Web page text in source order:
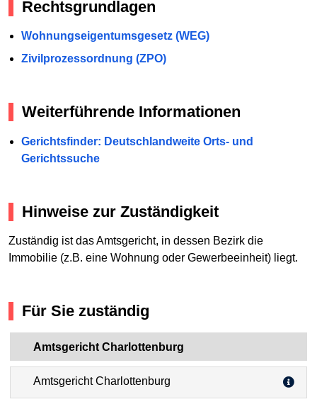
Rechtsgrundlagen
Wohnungseigentumsgesetz (WEG)
Zivilprozessordnung (ZPO)
Weiterführende Informationen
Gerichtsfinder: Deutschlandweite Orts- und
Gerichtssuche
Hinweise zur Zuständigkeit
Zuständig ist das Amtsgericht, in dessen Bezirk die
Immobilie (z.B. eine Wohnung oder Gewerbeeinheit) liegt.
Für Sie zuständig
Amtsgericht Charlottenburg
Amtsgericht Charlottenburg